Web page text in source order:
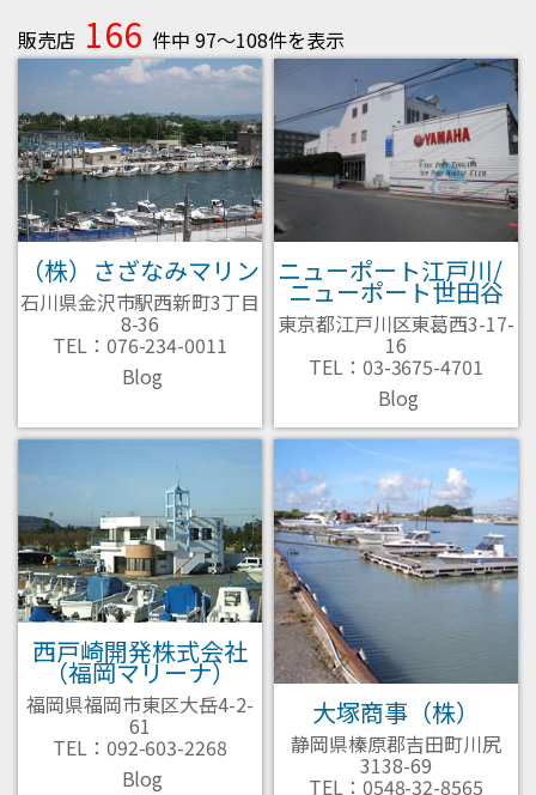
販売店 166 件中 97～108件を表示
（株）さざなみマリン
石川県金沢市駅西新町3丁目
8-36
TEL：076-234-0011
Blog
ニューポート江戸川/
ニューポート世田谷
東京都江戸川区東葛西3-17-
16
TEL：03-3675-4701
Blog
西戸崎開発株式会社
（福岡マリーナ）
福岡県福岡市東区大岳4-2-
61
TEL：092-603-2268
Blog
大塚商事（株）
静岡県榛原郡吉田町川尻
3138-69
TEL：0548-32-8565